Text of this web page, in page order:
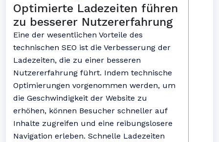
Optimierte Ladezeiten führen
zu besserer Nutzererfahrung
Eine der wesentlichen Vorteile des
technischen SEO ist die Verbesserung der
Ladezeiten, die zu einer besseren
Nutzererfahrung führt. Indem technische
Optimierungen vorgenommen werden, um
die Geschwindigkeit der Website zu
erhöhen, können Besucher schneller auf
Inhalte zugreifen und eine reibungslosere
Navigation erleben. Schnelle Ladezeiten